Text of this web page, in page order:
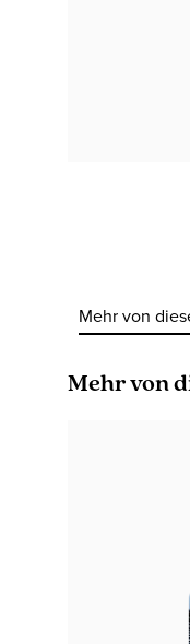
Mehr von
Produktgalerie
Mehr von